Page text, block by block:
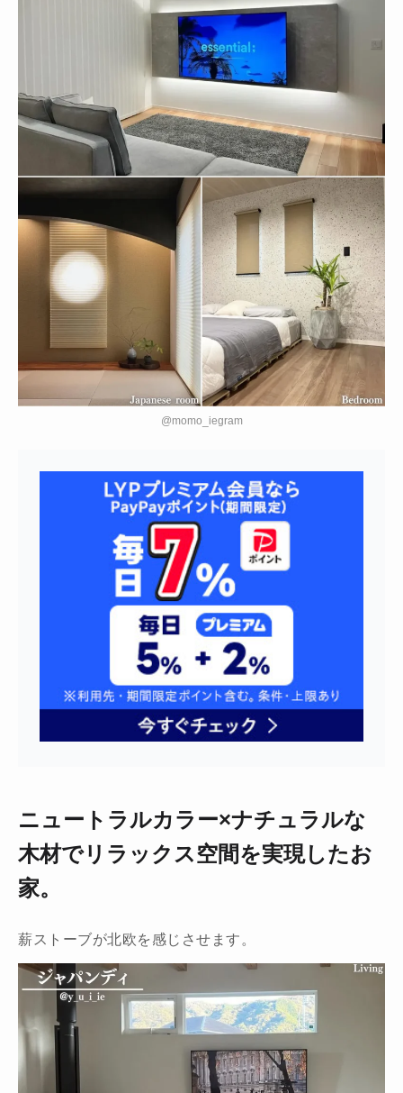
@momo_iegram
ニュートラルカラー×ナチュラルな
木材でリラックス空間を実現したお
家。
薪ストーブが北欧を感じさせます。